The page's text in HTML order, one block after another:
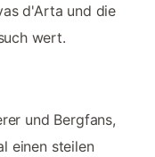
d'Arta und die
wert.
und Bergfans,
einen steilen